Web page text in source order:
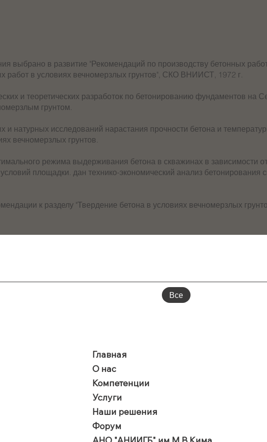
выбрано в развитие "Рекомендаций по производству бетонных
работ в условиях вечномерзлых грунтов", СКО ВНИИСТ, 1972 г.
и теоретических разработок по бетонированию фундаментов на
грунтом.
и натурных исследований нарастания прочности бетона и
вечномерзлых грунтов.
режима выдерживания бетона в скважинах в зависимости
площадки. дан технико-экономический анализ
к разделу "Твердение бетона в условиях вечномерзлых
Все
Главная
О нас
Компетенции
Услуги
Наши решения
Форум